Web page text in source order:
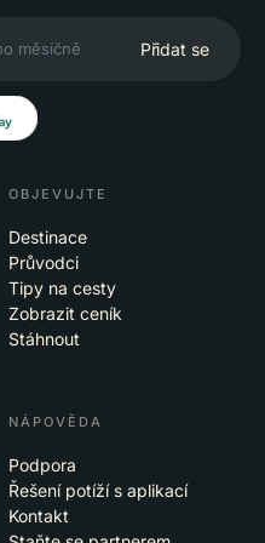
Přidat se
OBJEVUJTE
Destinace
Průvodci
Tipy na cesty
Zobrazit ceník
Stáhnout
NÁPOVĚDA
Podpora
Řešení potíží s aplikací
Kontakt